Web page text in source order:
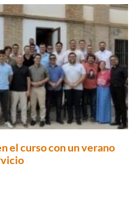
el curso con un verano